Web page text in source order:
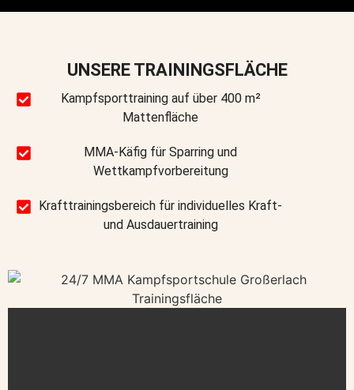
UNSERE TRAININGSFLÄCHE
Kampfsporttraining auf über 400 m²
Mattenfläche
MMA-Käfig für Sparring und
Wettkampfvorbereitung
Krafttrainingsbereich für individuelles Kraft-
und Ausdauertraining